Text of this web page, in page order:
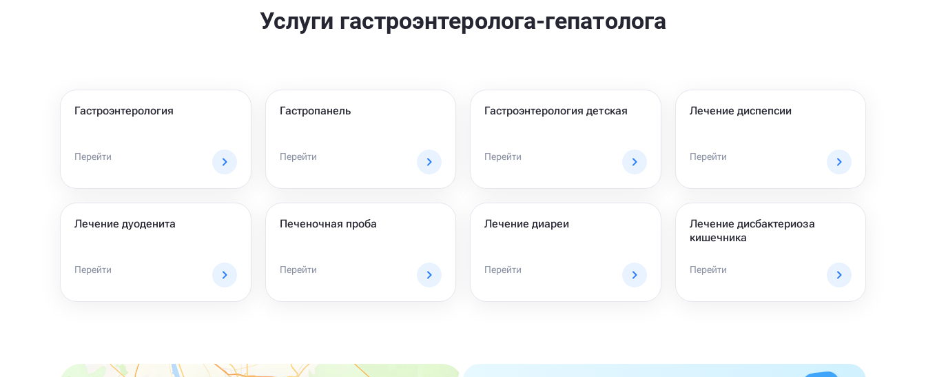
Услуги гастроэнтеролога-гепатолога
Гастроэнтерология
Перейти
Гастропанель
Перейти
Гастроэнтерология детская
Перейти
Лечение диспепсии
Перейти
Лечение дуоденита
Перейти
Печеночная проба
Перейти
Лечение диареи
Перейти
Лечение дисбактериоза
кишечника
Перейти